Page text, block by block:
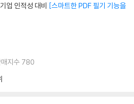
업 인적성 대비 스마트한 PDF 필기 기능을
지수 780